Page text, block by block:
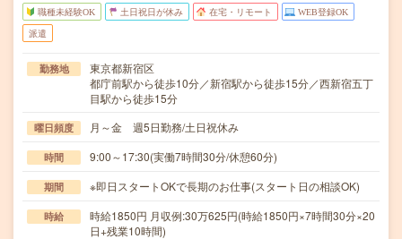
職種未経験OK 土日祝日が休み 在宅・リモート WEB登録OK
派遣
勤務地
東京都新宿区
都庁前駅から徒歩10分／新宿駅から徒歩15分／西新宿五丁
目駅から徒歩15分
曜日頻度 月～金 週5日勤務/土日祝休み
時間 9:00～17:30(実働7時間30分/休憩60分)
期間 ※即日スタートOKで長期のお仕事(スタート日の相談OK)
時給
時給1850円 月収例:30万625円(時給1850円×7時間30分×20
日+残業10時間)